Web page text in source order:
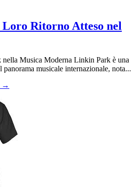
Ritorno Atteso nel
Musica Moderna Linkin Park è una
musicale internazionale, nota...
→